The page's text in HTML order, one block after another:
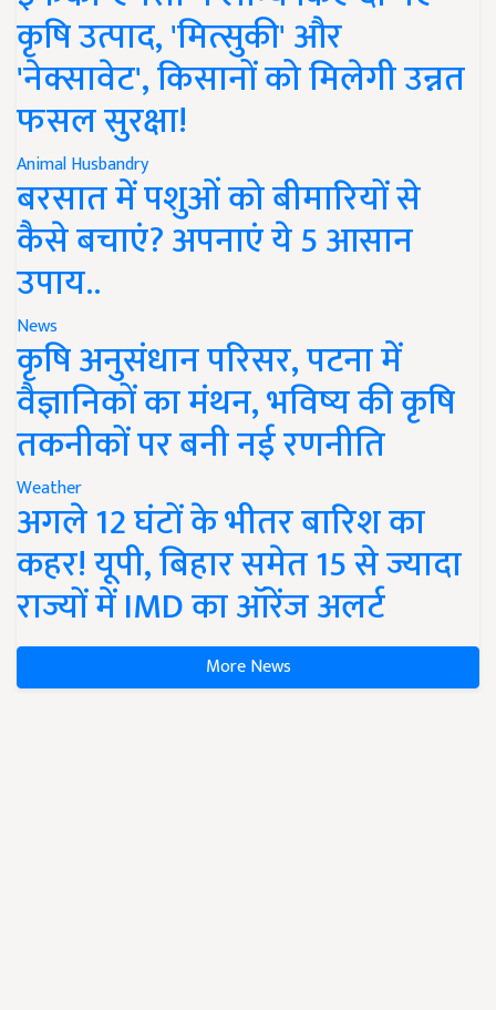
कृषि उत्पाद, 'मित्सुकी' और
'नेक्सावेट', किसानों को मिलेगी उन्नत
फसल सुरक्षा!
Animal Husbandry
बरसात में पशुओं को बीमारियों से
कैसे बचाएं? अपनाएं ये 5 आसान
उपाय..
News
कृषि अनुसंधान परिसर, पटना में
वैज्ञानिकों का मंथन, भविष्य की कृषि
तकनीकों पर बनी नई रणनीति
Weather
अगले 12 घंटों के भीतर बारिश का
कहर! यूपी, बिहार समेत 15 से ज्यादा
राज्यों में IMD का ऑरेंज अलर्ट
More News